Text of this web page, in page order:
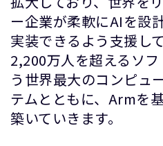
ー企業が柔軟にAIを設
実装できるよう支援し
2,200万人を超えるソ
う世界最大のコンピュ
テムとともに、Armを
築いていきます。